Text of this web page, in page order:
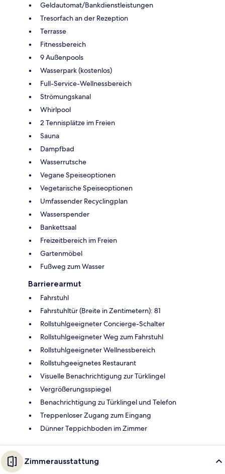
Geldautomat/Bankdienstleistungen
Tresorfach an der Rezeption
Terrasse
Fitnessbereich
9 Außenpools
Wasserpark (kostenlos)
Full-Service-Wellnessbereich
Strömungskanal
Whirlpool
2 Tennisplätze im Freien
Sauna
Dampfbad
Wasserrutsche
Vegane Speiseoptionen
Vegetarische Speiseoptionen
Umfassender Recyclingplan
Wasserspender
Bankettsaal
Freizeitbereich im Freien
Gartenmöbel
Fußweg zum Wasser
Barrierearmut
Fahrstuhl
Fahrstuhltür (Breite in Zentimetern): 81
Rollstuhlgeeigneter Concierge-Schalter
Rollstuhlgeeigneter Weg zum Fahrstuhl
Rollstuhlgeeigneter Wellnessbereich
Rollstuhgeeignetes Restaurant
Visuelle Benachrichtigung zur Türklingel
Vergrößerungsspiegel
Benachrichtigung zu Türklingel und Telefon
Treppenloser Zugang zum Eingang
Dünner Teppichboden im Zimmer
Zimmerausstattung